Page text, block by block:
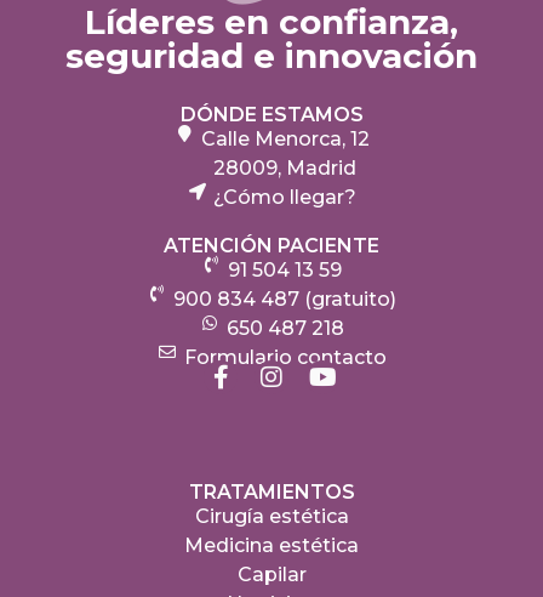
Líderes en confianza,
seguridad e innovación
DÓNDE ESTAMOS
Calle Menorca, 12
28009, Madrid
¿Cómo llegar?
ATENCIÓN PACIENTE
91 504 13 59
900 834 487 (gratuito)
650 487 218
Formulario contacto
TRATAMIENTOS
Cirugía estética
Medicina estética
Capilar